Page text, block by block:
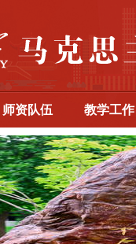
师资队伍 教学工作